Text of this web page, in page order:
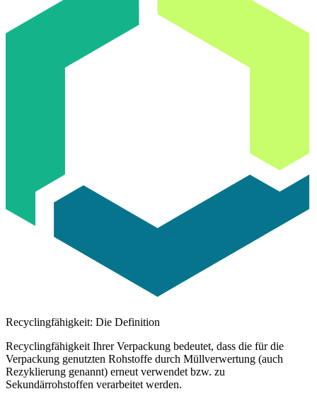
Re­cyc­ling­fä­hig­keit: Die Definition
Recyclingfähigkeit Ihrer Verpackung bedeutet, dass die fürdie
Verpackung genutzten Rohstoffe durch Müllverwertung (auch
Rezyklierung genannt) erneut verwendet bzw. zu
Sekundärrohstoffen verarbeitet werden.